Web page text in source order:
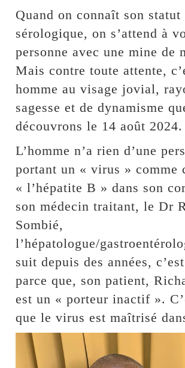
Quand on connaît son statut
sérologique, on s’attend à
personne avec une mine de
Mais contre toute attente,
homme au visage jovial,
sagesse et de dynamisme
découvrons le 14 août 2024.
L’homme n’a rien d’une
portant un « virus » comme
« l’hépatite B » dans son
son médecin traitant, le Dr
Sombié,
l’hépatologue/
suit depuis des années,
parce que, son patient,
est un « porteur inactif ».
que le virus est maîtrisé